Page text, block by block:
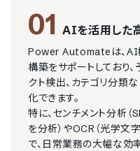
01 AIを活用した
Power Automateは、AI
構築をサポートしており
クト検出、カテゴリ分類
化できます。
特に、センチメント分析
を分析）やOCR（光学文
で、日常業務の大幅な効